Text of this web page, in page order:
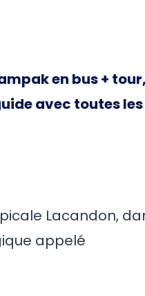
en bus +
avec toutes les
Lacandon,
appelé